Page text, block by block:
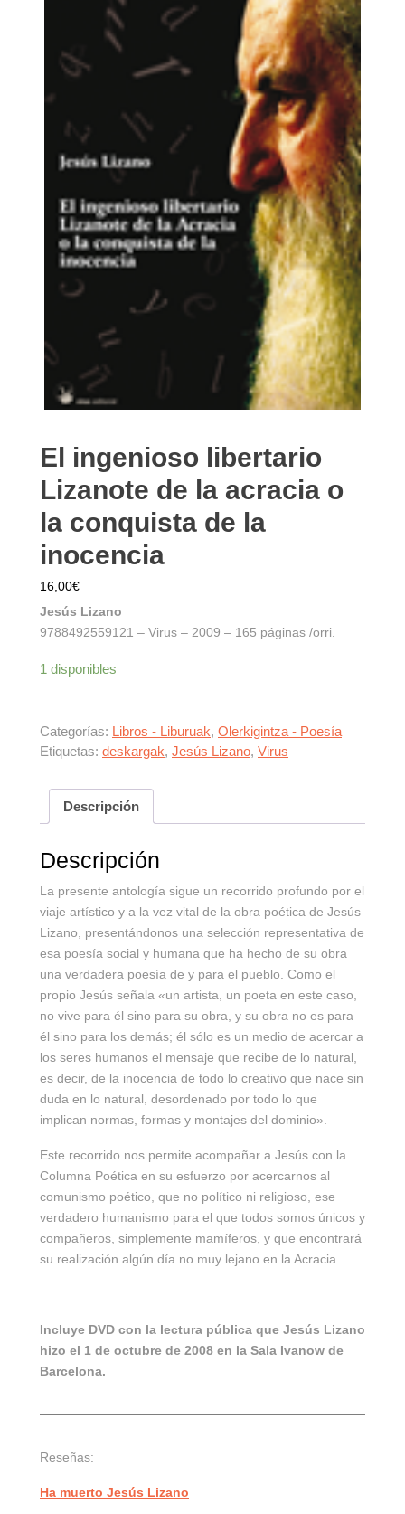
El ingenioso libertario
Lizanote de la acracia o
la conquista de la
inocencia
16,00€
Jesús Lizano
9788492559121 – Virus – 2009 – 165 páginas /orri.
1 disponibles
Categorías: Libros - Liburuak, Olerkigintza - Poesía
Etiquetas: deskargak, Jesús Lizano, Virus
Descripción
Descripción
La presente antología sigue un recorrido profundo por el
viaje artístico y a la vez vital de la obra poética de Jesús
Lizano, presentándonos una selección representativa de
esa poesía social y humana que ha hecho de su obra
una verdadera poesía de y para el pueblo. Como el
propio Jesús señala «un artista, un poeta en este caso,
no vive para él sino para su obra, y su obra no es para
él sino para los demás; él sólo es un medio de acercar a
los seres humanos el mensaje que recibe de lo natural,
es decir, de la inocencia de todo lo creativo que nace sin
duda en lo natural, desordenado por todo lo que
implican normas, formas y montajes del dominio».
Este recorrido nos permite acompañar a Jesús con la
Columna Poética en su esfuerzo por acercarnos al
comunismo poético, que no político ni religioso, ese
verdadero humanismo para el que todos somos únicos y
compañeros, simplemente mamíferos, y que encontrará
su realización algún día no muy lejano en la Acracia.
Incluye DVD con la lectura pública que Jesús Lizano
hizo el 1 de octubre de 2008 en la Sala Ivanow de
Barcelona.
Reseñas:
Ha muerto Jesús Lizano